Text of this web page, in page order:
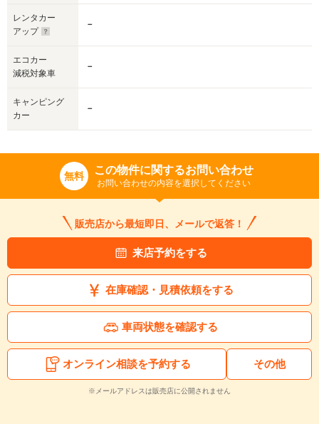
レンタカー
アップ
－
エコカー
減税対象車
－
キャンピング
カー
－
無料 この物件に関するお問い合わせ
お問い合わせの内容を選択してください
販売店から最短即日、メールで返答！
来店予約をする
在庫確認・見積依頼をする
車両状態を確認する
オンライン相談を予約する その他
※メールアドレスは販売店に公開されません